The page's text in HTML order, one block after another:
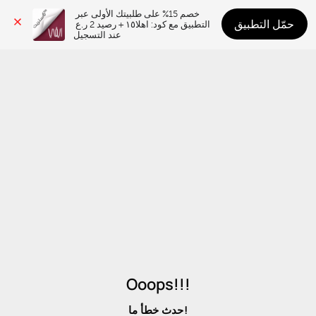
عند التسجيل
حمّل التطبيق
Ooops!!!
حدث خطأ ما!